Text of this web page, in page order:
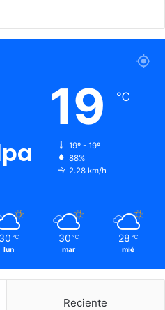
19 ℃
19º - 19º
88%
2.28 km/h
30 ℃
lun
30 ℃
mar
28 ℃
mié
Reciente